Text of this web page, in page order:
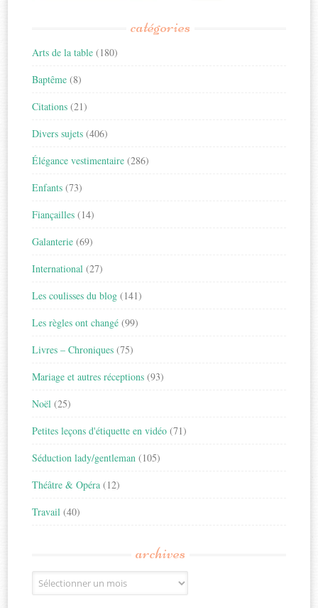
catégories
Arts de la table (180)
Baptême (8)
Citations (21)
Divers sujets (406)
Élégance vestimentaire (286)
Enfants (73)
Fiançailles (14)
Galanterie (69)
International (27)
Les coulisses du blog (141)
Les règles ont changé (99)
Livres – Chroniques (75)
Mariage et autres réceptions (93)
Noël (25)
Petites leçons d'étiquette en vidéo (71)
Séduction lady/gentleman (105)
Théâtre & Opéra (12)
Travail (40)
archives
Archives